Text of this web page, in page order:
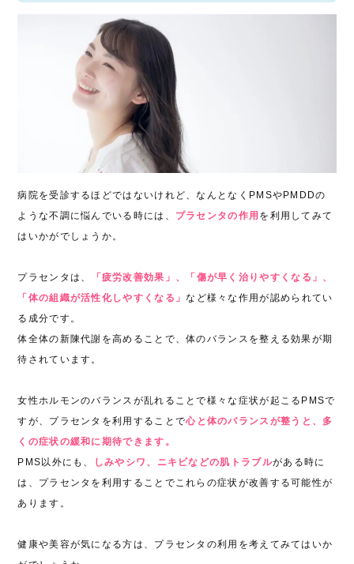
病院を受診するほどではないけれど、なんとなくPMSやPMDDの
ような不調に悩んでいる時には、 プラセンタの作用 を利用してみて
はいかがでしょうか。
プラセンタは、
「疲労改善効果」、「傷が早く治りやすくなる」、
「体の組織が活性化しやすくなる」など様々な作用が認められてい
る成分です。
体全体の新陳代謝を高めることで、体のバランスを整える効果が期
待されています。
女性ホルモンのバランスが乱れることで様々な症状が起こるPMSで
すが、プラセンタを利用することで心と体のバランスが整うと、多
くの症状の緩和に期待できます。
PMS以外にも、
しみやシワ、ニキビなどの肌トラブルがある時に
は、プラセンタを利用することでこれらの症状が改善する可能性が
あります。
健康や美容が気になる方は、プラセンタの利用を考えてみてはいか